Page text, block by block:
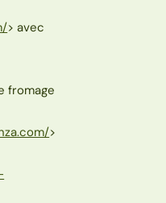
> avec
fromage
>